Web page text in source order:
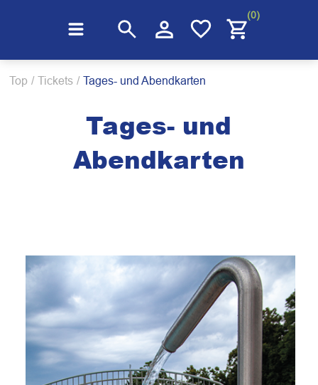
(0)
Top / Tickets / Tages- und Abendkarten
Tages- und
Abendkarten